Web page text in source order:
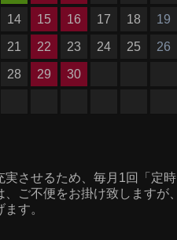
14 15 16 17 18
19
21 22 23 24 25
26
28 29 30
させるため、毎月1回「定時
ご不便をお掛け致しますが、
す。